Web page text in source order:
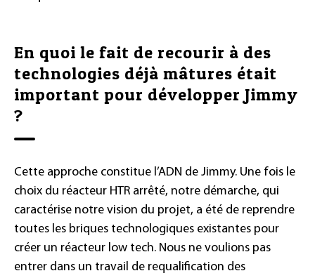
En quoi le fait de recourir à des
technologies déjà mâtures était
important pour développer Jimmy
?
Cette approche constitue l’ADN de Jimmy. Une fois le
choix du réacteur HTR arrêté, notre démarche, qui
caractérise notre vision du projet, a été de reprendre
toutes les briques technologiques existantes pour
créer un réacteur low tech. Nous ne voulions pas
entrer dans un travail de requalification des